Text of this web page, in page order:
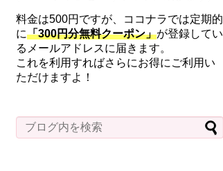
料金は500円ですが、ココナラでは定期的
に「300円分無料クーポン」が登録してい
るメールアドレスに届きます。
これを利用すればさらにお得にご利用い
ただけますよ！